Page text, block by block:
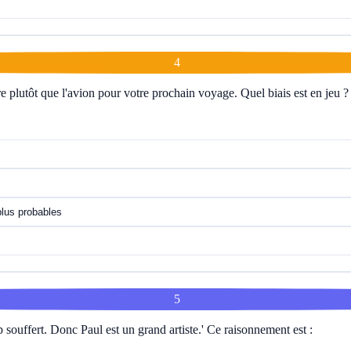
4
plutôt que l'avion pour votre prochain voyage. Quel biais est en jeu ?
probables
5
Donc Paul est un grand artiste.' Ce raisonnement est :